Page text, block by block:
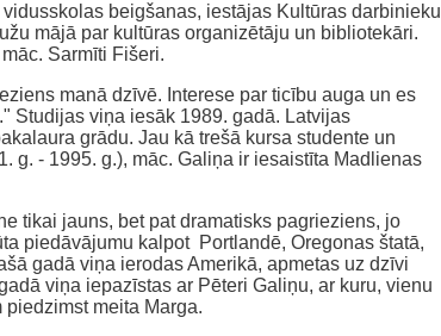
beigšanas, iestājas Kultūras darbinieku
mājā par kultūras organizētāju un bibliotekāri.
Sarmīti Fišeri.
manā dzīvē. Interese par ticību auga un es
Studijas viņa iesāk 1989. gadā. Latvijas
grādu. Jau kā trešā kursa studente un
g. - 1995. g.), māc. Galiņa ir iesaistīta Madlienas
tikai jauns, bet pat dramatisks pagrieziens, jo
piedāvājumu kalpot Portlandē, Oregonas štatā,
gadā viņa ierodas Amerikā, apmetas uz dzīvi
viņa iepazīstas ar Pēteri Galiņu, ar kuru, vienu
meita Marga.